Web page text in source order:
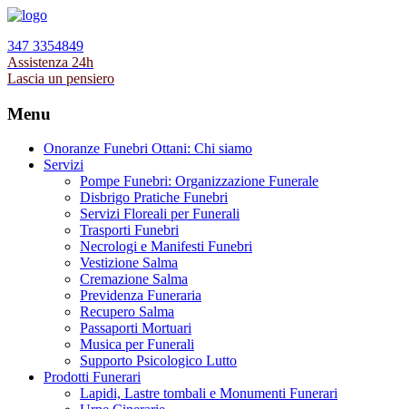
347 3354849
Assistenza 24h
Lascia un pensiero
Menu
Onoranze Funebri Ottani: Chi siamo
Servizi
Pompe Funebri: Organizzazione Funerale
Disbrigo Pratiche Funebri
Servizi Floreali per Funerali
Trasporti Funebri
Necrologi e Manifesti Funebri
Vestizione Salma
Cremazione Salma
Previdenza Funeraria
Recupero Salma
Passaporti Mortuari
Musica per Funerali
Supporto Psicologico Lutto
Prodotti Funerari
Lapidi, Lastre tombali e Monumenti Funerari